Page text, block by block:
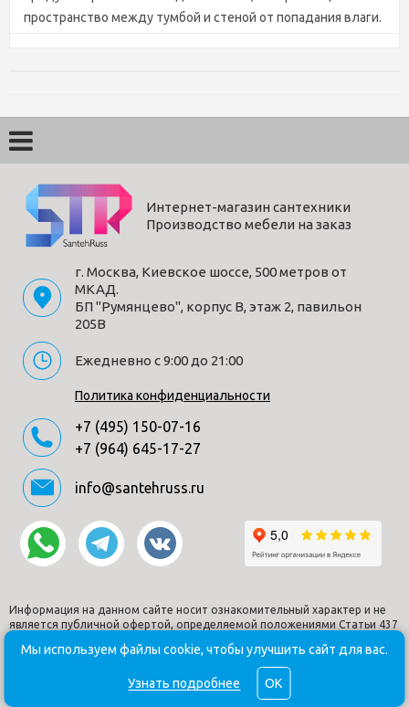
пространство между тумбой и стеной от попадания влаги.
Цвет
Длина (мм)
Страна
производитель
Россия
Гарантия
Дизайн
Тип монтажа
накладной
Комплектация
Столешница - 1, стеновая панель - 1, крепеж - 1
являются единым изделием и
устанавливаются независимо друг от друга.
- Самовывоз из шоу-рума по адресу Киевское шоссе, 500
метров от МКАД. БП "Румянцево", корпус В, этаж 2,
- Доставка по Москве в пределах МКАД (стоимость
доставки рассчитывается менеджером после оформления
заказа)
- Доставка до терминала любой транспортной компании
(для всей России)
Интернет-магазин сантехники
Производство мебели на заказ
г. Москва, Киевское шоссе, 500 метров от
МКАД.
БП "Румянцево", корпус В, этаж 2, павильон
205В
Ежедневно с 9:00 до 21:00
Политика конфиденциальности
+7 (495) 150-07-16
+7 (964) 645-17-27
info@santehruss.ru
Информация на данном сайте носит ознакомительный характер и не
является публичной офертой, определяемой положениями Статьи 437
© Santehruss.ru 2018-2026. Все права защищены. Все торговые
марки принадлежат их владельцам.
Мы используем файлы cookie, чтобы улучшить сайт для вас.
Узнать подробнее OK